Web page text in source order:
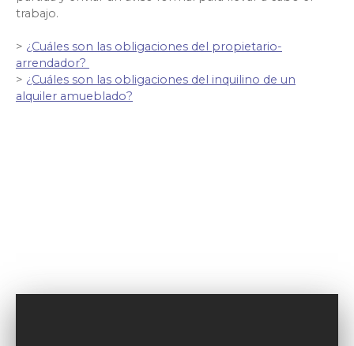
trabajo.
> ¿Cuáles son las obligaciones del propietario-
arrendador?
> ¿Cuáles son las obligaciones del inquilino de un
alquiler amueblado?